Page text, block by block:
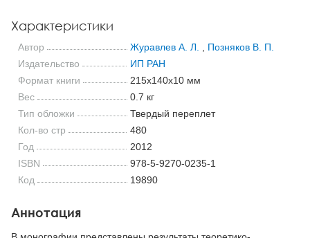
Характеристики
Автор Журавлев А. Л.
Позняков В. П.
Издательство
ИП РАН
Формат книги
215x140x10 мм
Вес
0.7 кг
Тип обложки
Твердый переплет
Кол-во стр
480
Год
2012
ISBN
978-5-9270-0235-1
Код
19890
Аннотация